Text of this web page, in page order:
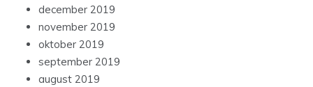
december 2019
november 2019
oktober 2019
september 2019
august 2019